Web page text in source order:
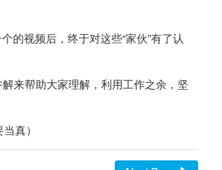
的视频后，终于对这些“家伙”有了认
来帮助大家理解，利用工作之余，坚
真）